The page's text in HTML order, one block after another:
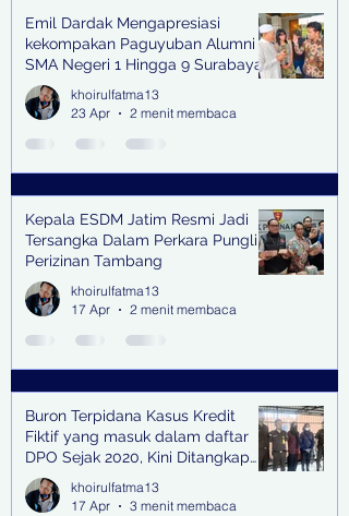
Emil Dardak Mengapresiasi
kekompakan Paguyuban Alumni
SMA Negeri 1 Hingga 9 Surabaya
(Pasmanbaya) dalam Kegiatan
Halal Bihalal
khoirulfatma13
23 Apr
2 menit membaca
Kepala ESDM Jatim Resmi Jadi
Tersangka Dalam Perkara Pungli
Perizinan Tambang
khoirulfatma13
17 Apr
2 menit membaca
Buron Terpidana Kasus Kredit
Fiktif yang masuk dalam daftar
DPO Sejak 2020, Kini Ditangkap
Kejari Surabaya
khoirulfatma13
17 Apr
3 menit membaca